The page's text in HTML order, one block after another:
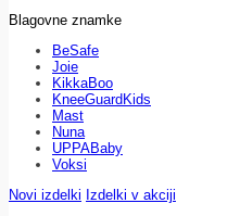
Blagovne znamke
BeSafe
Joie
KikkaBoo
KneeGuardKids
Mast
Nuna
UPPABaby
Voksi
Novi izdelki Izdelki v akciji